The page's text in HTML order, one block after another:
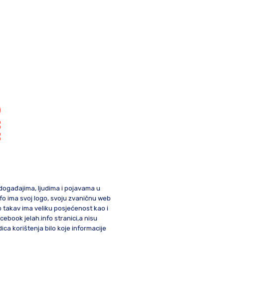
ljudima i pojavama u
ima svoj logo, svoju zvaničnu web
ima veliku posjećenost kao i
jelah.info stranici,a nisu
korištenja bilo koje informacije